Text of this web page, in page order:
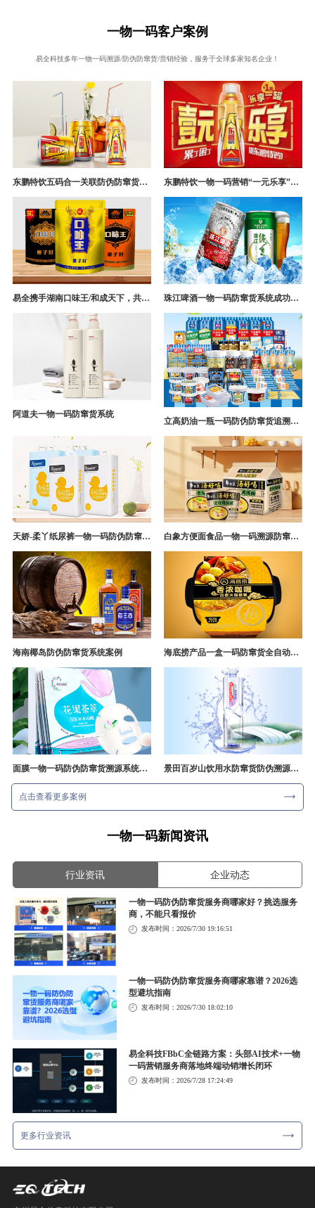
一物一码客户案例
易全科技多年一物一码溯源/防伪防窜货/营销经验，服务于全球多家知名企业！
东鹏特饮五码合一关联防伪防窜货追溯系统成功案例 东鹏特饮一物一码营销“一元乐享”案例分析
易全携手湖南口味王/和成天下，共构槟榔一袋一码防伪防窜货营销系统 珠江啤酒一物一码防窜货系统成功案例
阿道夫一物一码防窜货系统
立高奶油一瓶一码防伪防窜货追溯系统解决方案
天娇-柔丫纸尿裤一物一码防伪防窜货追溯系统案例 白象方便面食品一物一码溯源防窜货解决方案
海南椰岛防伪防窜货系统案例 海底捞产品一盒一码防窜货全自动产线追溯方案
面膜一物一码防伪防窜货溯源系统开发 景田百岁山饮用水防窜货防伪溯源成功案例
点击查看更多案例
一物一码新闻资讯
行业资讯 企业动态
一物一码防伪防窜货服务商哪家好？挑选服务
商，不能只看报价
发布时间：2026/7/30 19:16:51
一物一码防伪防窜货服务商哪家靠谱？2026选
型避坑指南
发布时间：2026/7/30 18:02:10
易全科技FBbC全链路方案：头部AI技术+一物
一码营销服务商落地终端动销增长闭环
发布时间：2026/7/28 17:24:49
更多行业资讯